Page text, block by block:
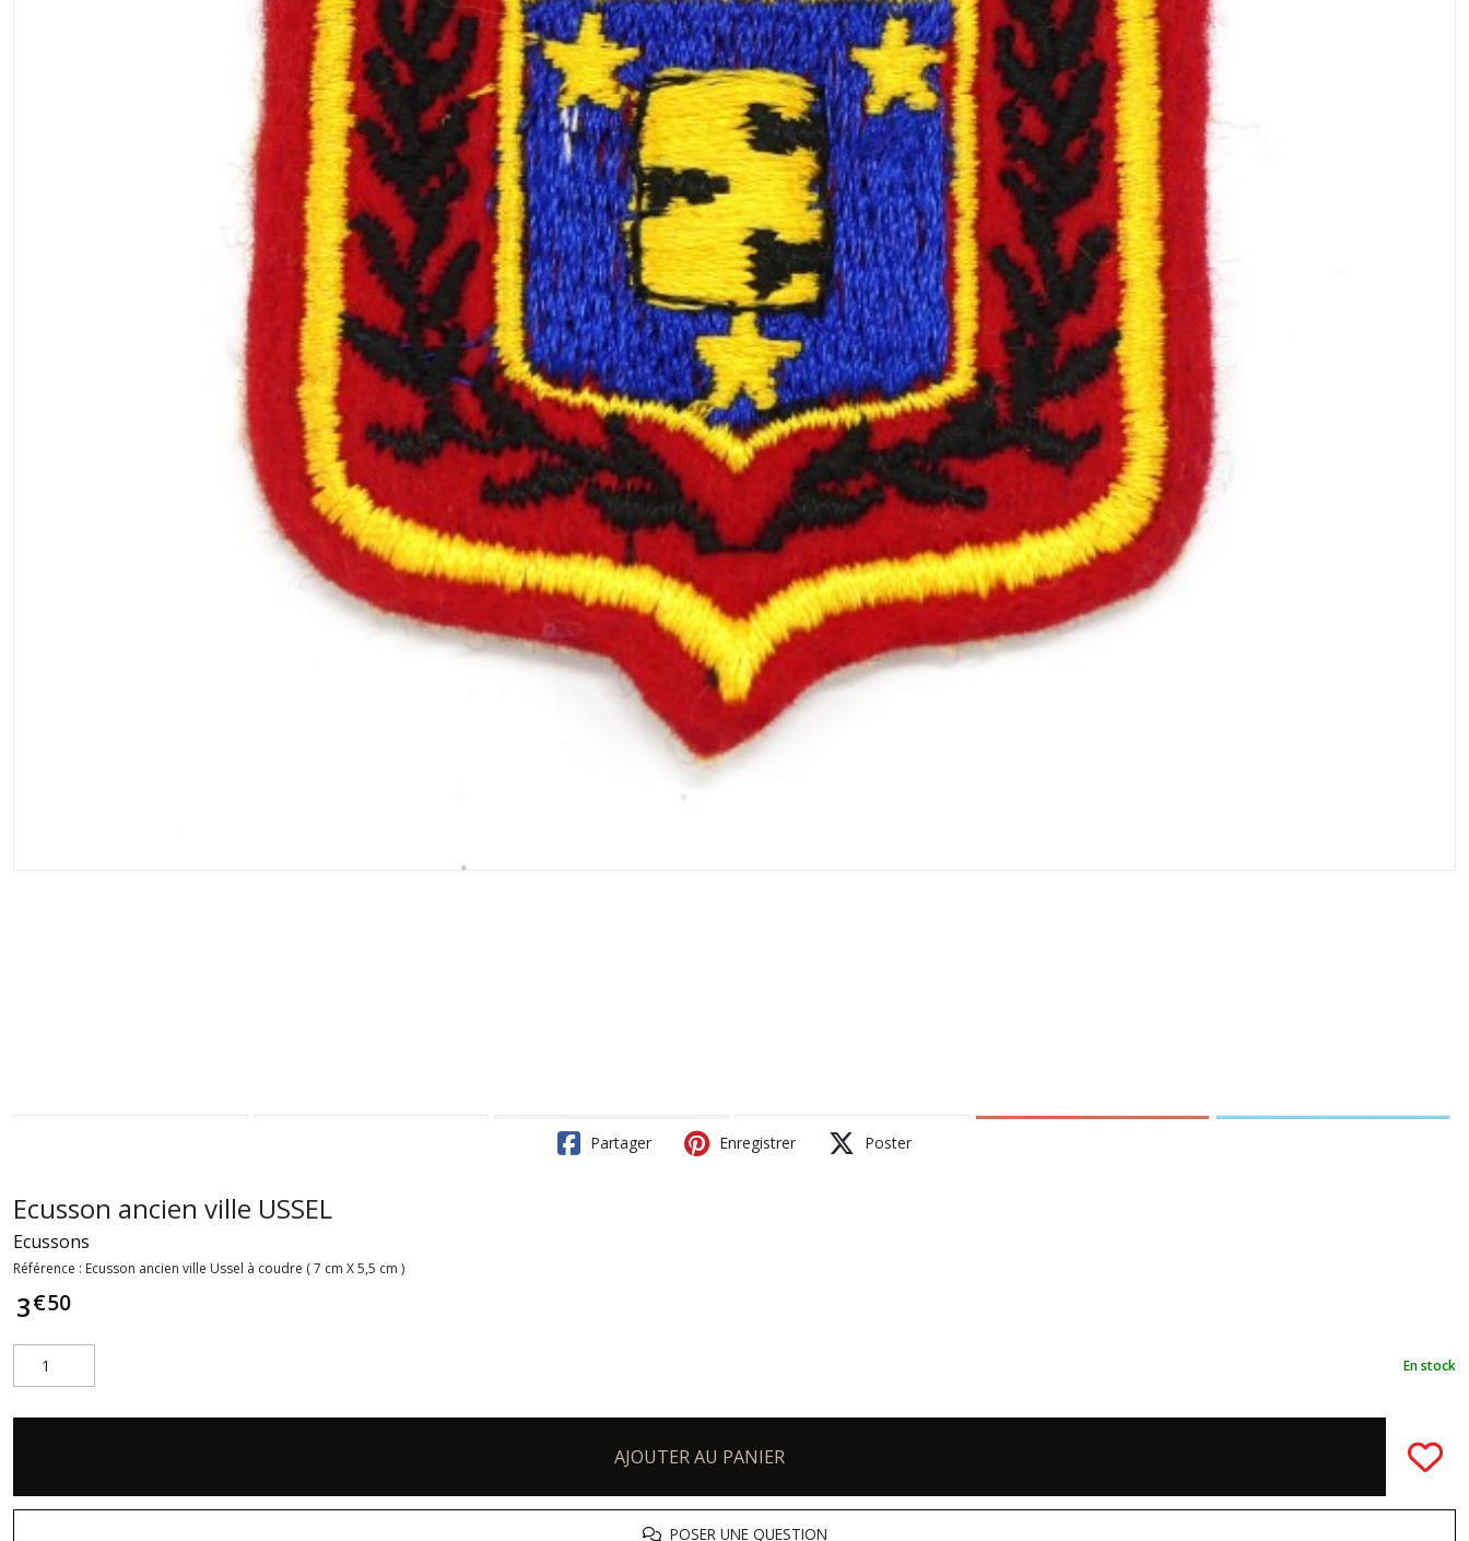
Partager Enregistrer Poster
Ecusson ancien ville USSEL
Ecussons
Référence : Ecusson ancien ville Ussel à coudre ( 7 cm X 5,5 cm )
3€50
En stock
AJOUTER AU PANIER
POSER UNE QUESTION